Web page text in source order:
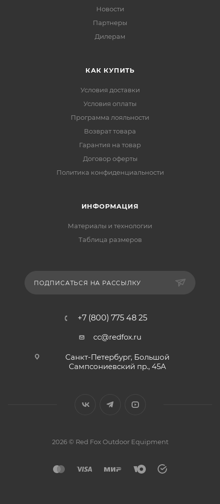
Новости
Партнеры
Дилерам
КАК КУПИТЬ
Условия доставки
Условия оплаты
Программа лояльности
Возврат товара
Гарантия на товар
Договор оферты
Политика конфиденциальности
ИНФОРМАЦИЯ
Материалы и технологии
Таблица размеров
ПОДПИСАТЬСЯ НА РАССЫЛКУ
+7 (800) 775 48 25
cc@redfox.ru
Санкт-Петербург, Большой
Сампсониевский пр., 45А
2026 © Red Fox Outdoor Equipment